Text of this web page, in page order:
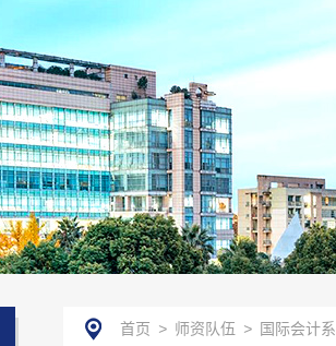
首页 > 师资队伍 > 国际会计系